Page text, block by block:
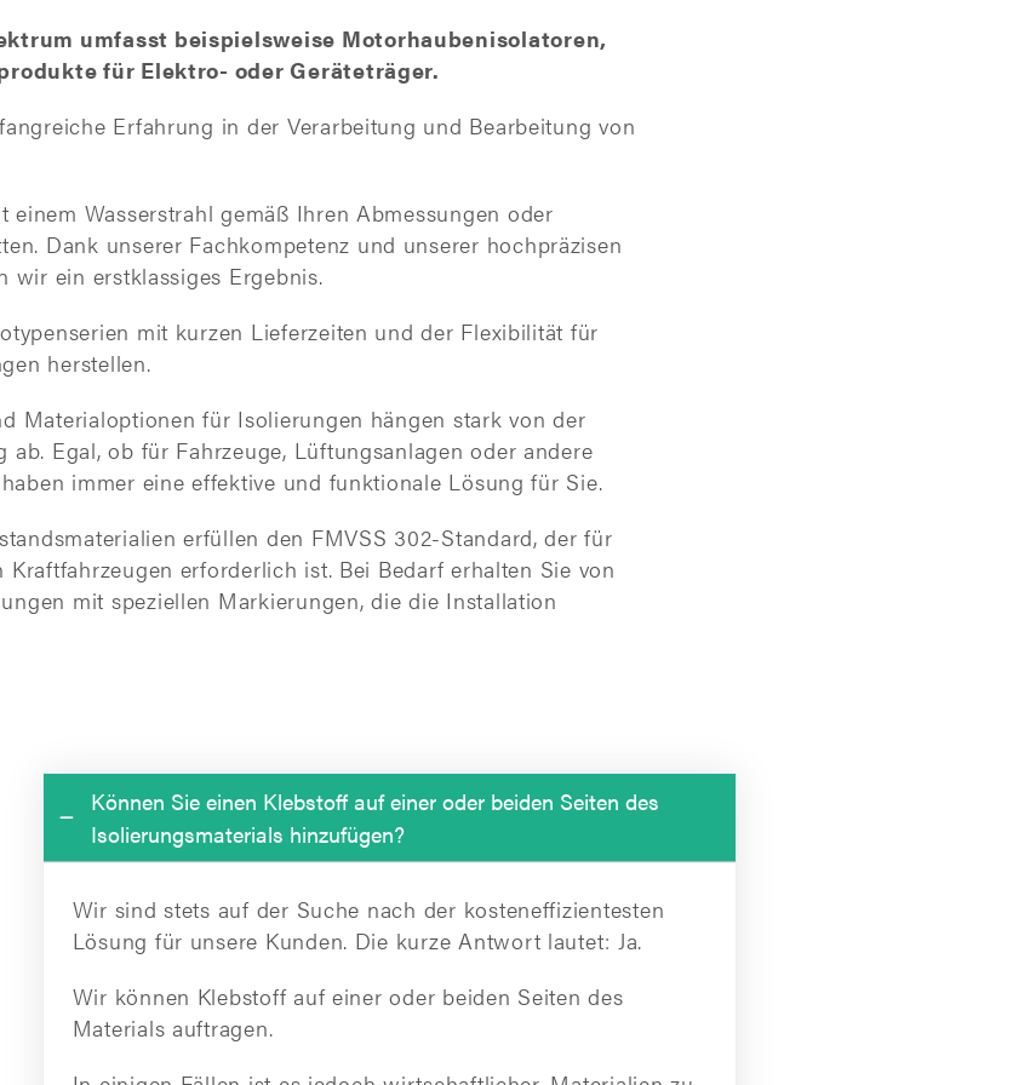
umfasst beispielsweise Motorhaubenisolatoren,
für Elektro- oder Geräteträger.
Erfahrung in der Verarbeitung und Bearbeitung von
Wasserstrahl gemäß Ihren Abmessungen oder
Dank unserer Fachkompetenz und unserer hochpräzisen
wir ein erstklassiges Ergebnis.
mit kurzen Lieferzeiten und der Flexibilität für
herstellen.
Materialoptionen für Isolierungen hängen stark von der
ab. Egal, ob für Fahrzeuge, Lüftungsanlagen oder andere
immer eine effektive und funktionale Lösung für Sie.
erfüllen den FMVSS 302-Standard, der für
Kraftfahrzeugen erforderlich ist. Bei Bedarf erhalten Sie von
mit speziellen Markierungen, die die Installation
Können Sie einen Klebstoff auf einer oder beiden Seiten des
Isolierungsmaterials hinzufügen?
Wir sind stets auf der Suche nach der kosteneffizientesten
Lösung für unsere Kunden. Die kurze Antwort lautet: Ja.
Wir können Klebstoff auf einer oder beiden Seiten des
Materials auftragen.